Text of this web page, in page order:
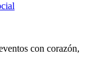
con corazón,